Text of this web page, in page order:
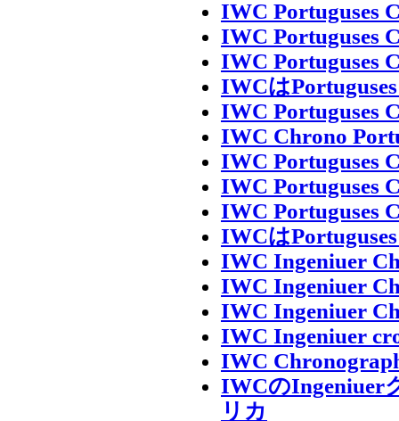
IWC Portuguses
IWC Portuguses
IWC Portuguses
IWCは
IWC Portuguses
IWC Chrono
IWC Portuguses
IWC Portuguses
IWC Portuguses
IWCは
IWC Ingeniuer
IWC Ingeniuer
IWC Ingeniuer
IWC Ingeniuer
IWC
IWCのIngeniuer
リカ